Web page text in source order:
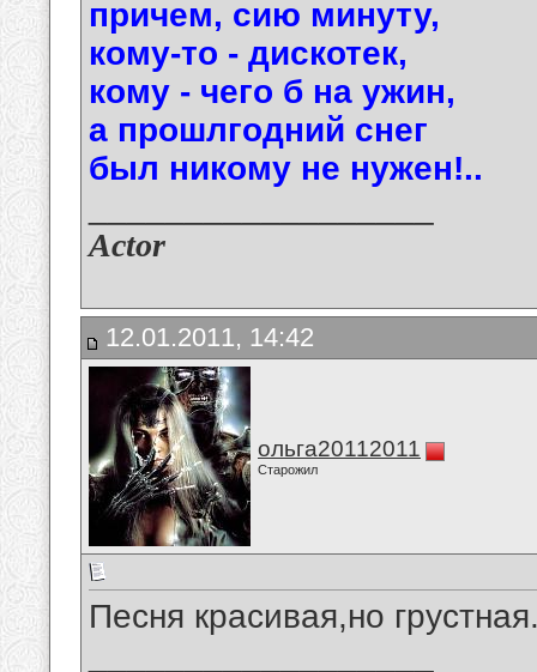
причем, сию минуту,
кому-то - дискотек,
кому - чего б на ужин,
а прошлгодний снег
был никому не нужен!..
Actor
12.01.2011, 14:42
ольга20112011
Старожил
Песня красивая,но